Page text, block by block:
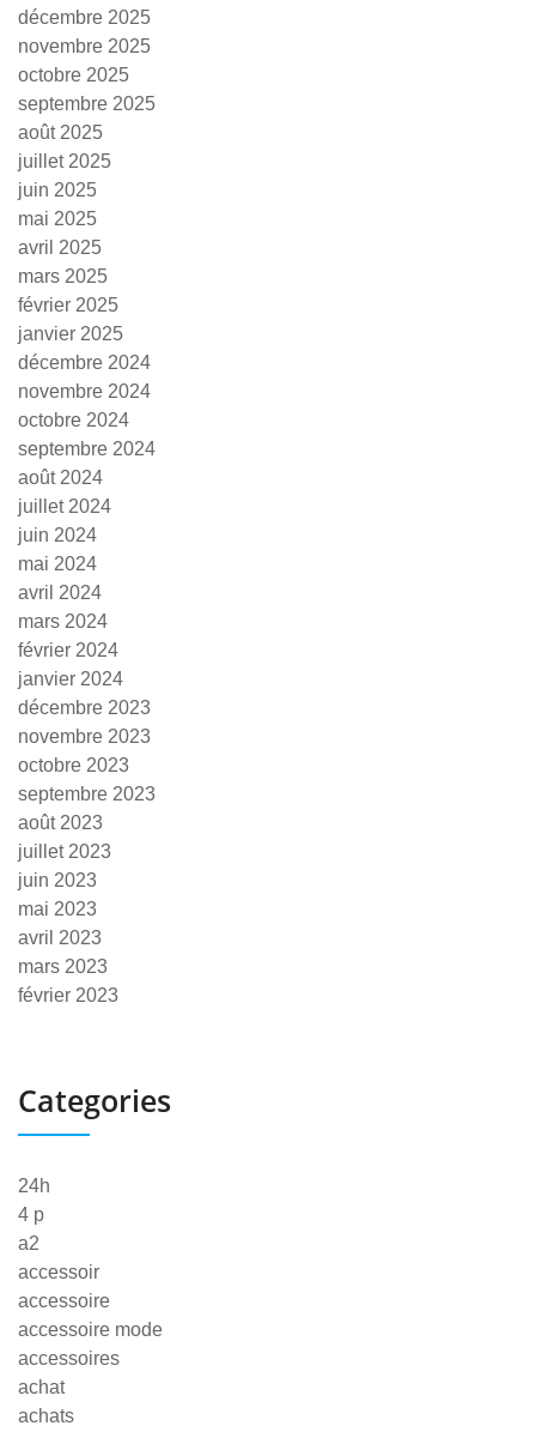
décembre 2025
novembre 2025
octobre 2025
septembre 2025
août 2025
juillet 2025
juin 2025
mai 2025
avril 2025
mars 2025
février 2025
janvier 2025
décembre 2024
novembre 2024
octobre 2024
septembre 2024
août 2024
juillet 2024
juin 2024
mai 2024
avril 2024
mars 2024
février 2024
janvier 2024
décembre 2023
novembre 2023
octobre 2023
septembre 2023
août 2023
juillet 2023
juin 2023
mai 2023
avril 2023
mars 2023
février 2023
Categories
24h
4 p
a2
accessoir
accessoire
accessoire mode
accessoires
achat
achats